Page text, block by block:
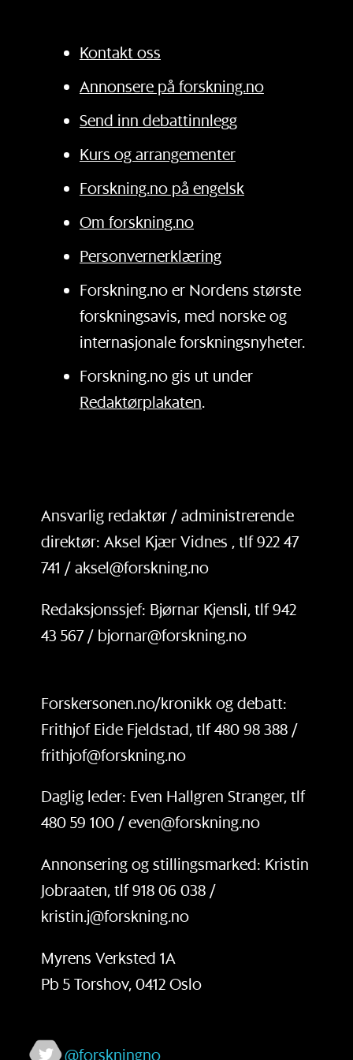
Kontakt oss
Annonsere på forskning.no
Send inn debattinnlegg
Kurs og arrangementer
Forskning.no på engelsk
Om forskning.no
Personvernerklæring
Forskning.no er Nordens største
forskningsavis, med norske og
internasjonale forskningsnyheter.
Forskning.no gis ut under
Redaktørplakaten.
Ansvarlig redaktør / administrerende
direktør: Aksel Kjær Vidnes , tlf 922 47
741 / aksel@forskning.no
Redaksjonssjef: Bjørnar Kjensli, tlf 942
43 567 / bjornar@forskning.no
Forskersonen.no/kronikk og debatt:
Frithjof Eide Fjeldstad, tlf 480 98 388 /
frithjof@forskning.no
Daglig leder: Even Hallgren Stranger, tlf
480 59 100 / even@forskning.no
Annonsering og stillingsmarked: Kristin
Jobraaten, tlf 918 06 038 /
kristin.j@forskning.no
Myrens Verksted 1A
Pb 5 Torshov, 0412 Oslo
@forskningno